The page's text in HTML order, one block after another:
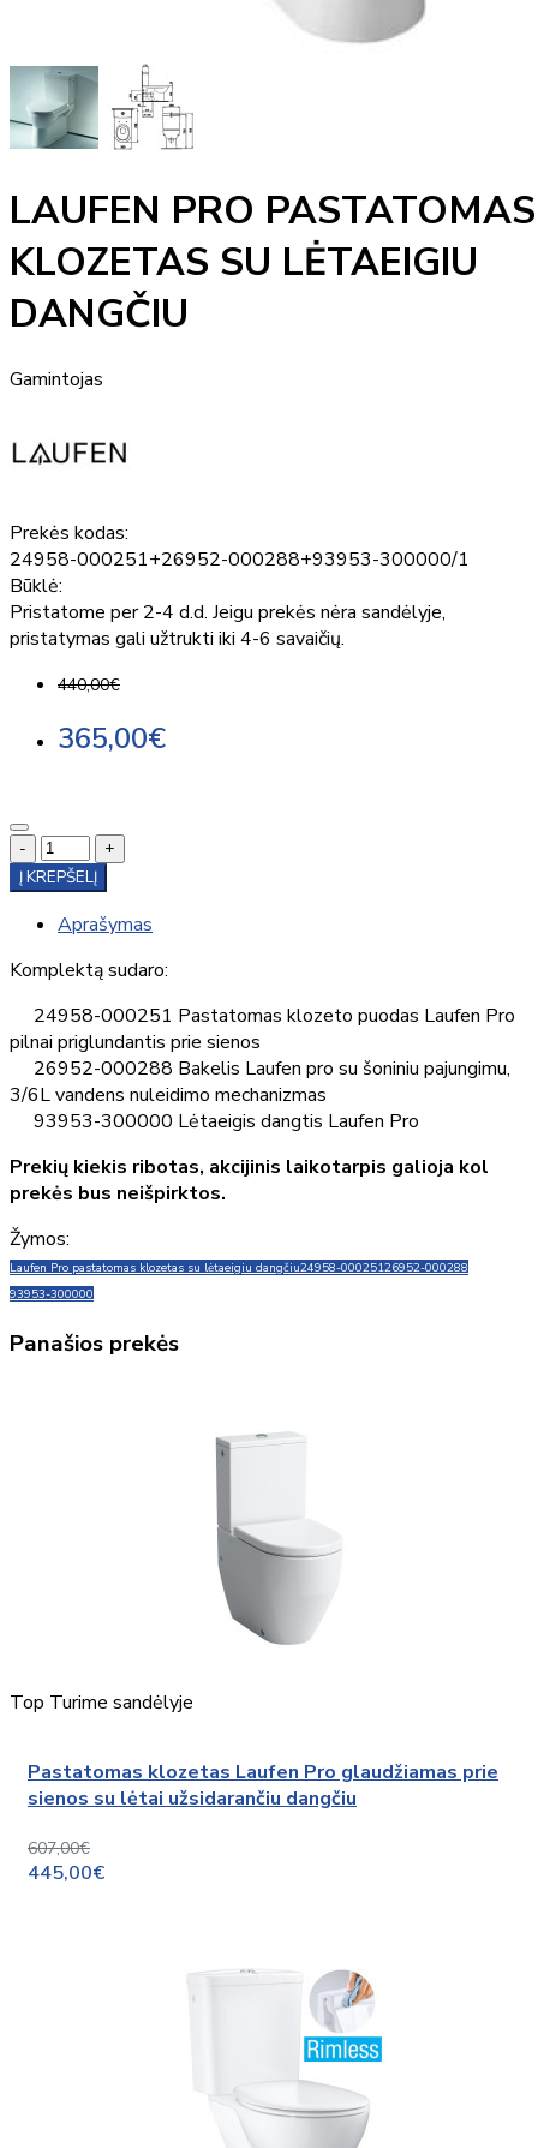
LAUFEN PRO PASTATOMAS
KLOZETAS SU LĖTAEIGIU
DANGČIU
Gamintojas
Prekės kodas:
24958-000251+26952-000288+93953-300000/1
Būklė:
Pristatome per 2-4 d.d. Jeigu prekės nėra sandėlyje,
pristatymas gali užtrukti iki 4-6 savaičių.
440,00€
365,00€
-
+
Į KREPŠELĮ
Aprašymas
Komplektą sudaro:
24958-000251 Pastatomas klozeto puodas Laufen Pro
pilnai priglundantis prie sienos
26952-000288 Bakelis Laufen pro su šoniniu pajungimu,
3/6L vandens nuleidimo mechanizmas
93953-300000 Lėtaeigis dangtis Laufen Pro
Prekių kiekis ribotas, akcijinis laikotarpis galioja kol
prekės bus neišpirktos.
Žymos:
Laufen Pro pastatomas klozetas su lėtaeigiu dangčiu24958-00025126952-000288
93953-300000
Panašios prekės
Top Turime sandėlyje
Pastatomas klozetas Laufen Pro glaudžiamas prie
sienos su lėtai užsidarančiu dangčiu
607,00€
445,00€